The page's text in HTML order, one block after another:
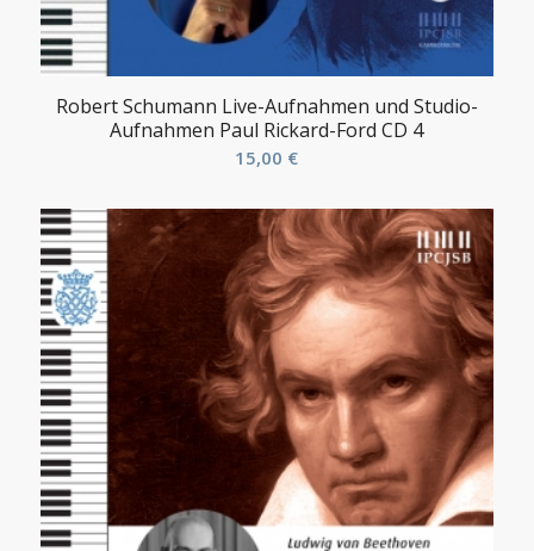
Robert Schumann Live-Aufnahmen und Studio-
Aufnahmen Paul Rickard-Ford CD 4
15,00 €